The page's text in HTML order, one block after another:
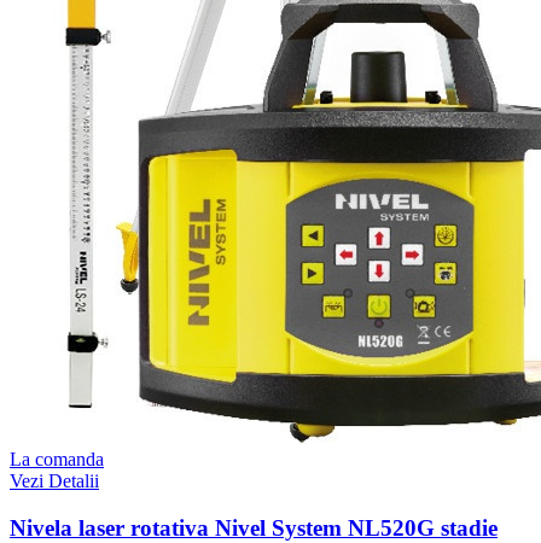
La comanda
Vezi Detalii
Nivela laser rotativa Nivel System NL520G stadie